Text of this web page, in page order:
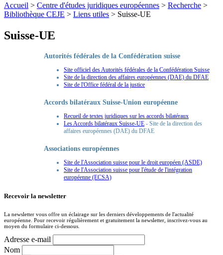
Accueil > Centre d'études juridiques européennes > Recherche >
Bibliothèque CEJE > Liens utiles > Suisse-UE
Suisse-UE
Autorités fédérales de la Confédération suisse
Site officiel des Autorités fédérales de la Confédération Suisse
Site de la direction des affaires européennes (DAE) du DFAE
Site de l'Office fédéral de la justice
Accords bilatéraux Suisse-Union européenne
Recueil de textes juridiques sur les accords bilatéraux
Les Accords bilatéraux Suisse-UE - Site de la direction des
affaires européennes (DAE) du DFAE
Associations européennes
Site de l'Association suisse pour le droit européen (ASDE)
Site de l'Association suisse pour l'étude de l'intégration
européenne (ECSA)
Recevoir la newsletter
La newsletter vous offre un éclairage sur les derniers développements de l'actualité
européenne. Pour recevoir régulièrement et gratuitement la newsletter, inscrivez-vous au
moyen du formulaire ci-dessous.
Adresse e-mail
Nom